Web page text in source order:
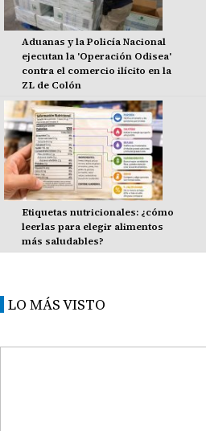
Aduanas y la Policía Nacional
ejecutan la 'Operación Odisea'
contra el comercio ilícito en la
ZL de Colón
Etiquetas nutricionales: ¿cómo
leerlas para elegir alimentos
más saludables?
LO MÁS VISTO